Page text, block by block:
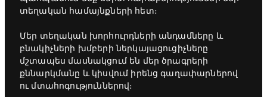
տեղական համայնքների հետ։
Մեր տեղական խորհուրդների անդամները և
բնակիչների խմբերի ներկայացուցիչները
մշտապես մասնակցում են մեր ծրագրերի
քննարկմանը և կիսվում իրենց գաղափարներով
ու մտահոգություններով։